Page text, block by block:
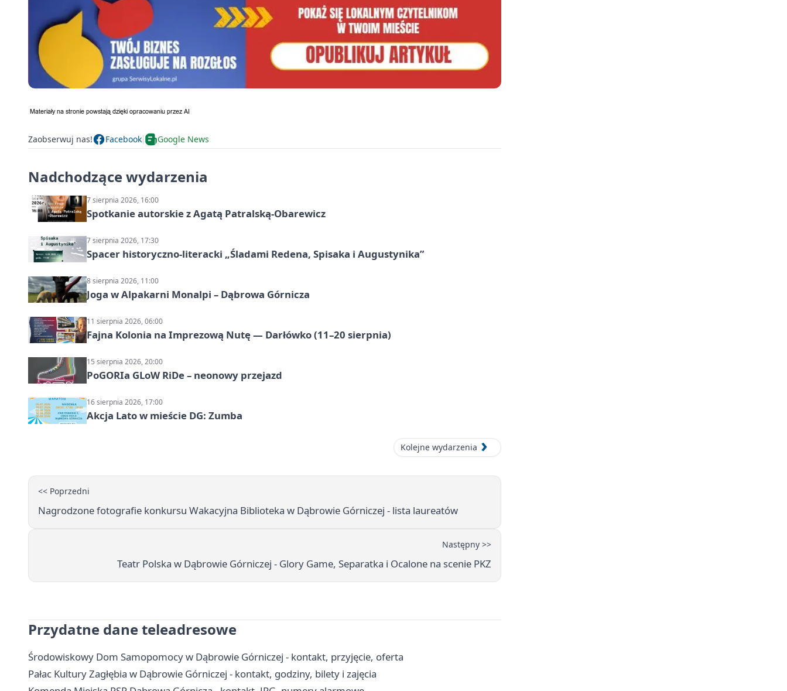
Zaobserwuj nas! Facebook Google News
Nadchodzące wydarzenia
7 sierpnia 2026, 16:00
Spotkanie autorskie z Agatą Patralską-Obarewicz
7 sierpnia 2026, 17:30
Spacer historyczno-literacki „Śladami Redena, Spisaka i Augustynika”
8 sierpnia 2026, 11:00
Joga w Alpakarni Monalpi – Dąbrowa Górnicza
11 sierpnia 2026, 06:00
Fajna Kolonia na Imprezową Nutę — Darłówko (11–20 sierpnia)
15 sierpnia 2026, 20:00
PoGORIa GLoW RiDe – neonowy przejazd
16 sierpnia 2026, 17:00
Akcja Lato w mieście DG: Zumba
Kolejne wydarzenia
<< Poprzedni
Nagrodzone fotografie konkursu Wakacyjna Biblioteka w Dąbrowie Górniczej - lista laureatów
Następny >>
Teatr Polska w Dąbrowie Górniczej - Glory Game, Separatka i Ocalone na scenie PKZ
Przydatne dane teleadresowe
Środowiskowy Dom Samopomocy w Dąbrowie Górniczej - kontakt, przyjęcie, oferta
Pałac Kultury Zagłębia w Dąbrowie Górniczej - kontakt, godziny, bilety i zajęcia